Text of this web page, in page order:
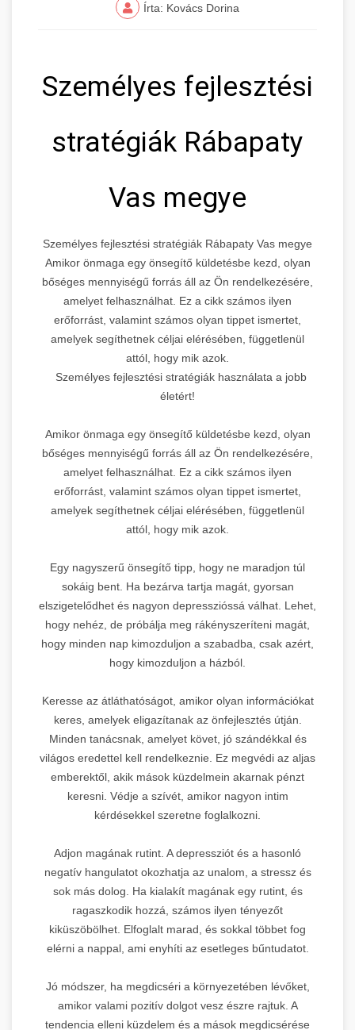
Írta: Kovács Dorina
Személyes fejlesztési
stratégiák Rábapaty
Vas megye
Személyes fejlesztési stratégiák Rábapaty Vas megye
Amikor önmaga egy önsegítő küldetésbe kezd, olyan
bőséges mennyiségű forrás áll az Ön rendelkezésére,
amelyet felhasználhat. Ez a cikk számos ilyen
erőforrást, valamint számos olyan tippet ismertet,
amelyek segíthetnek céljai elérésében, függetlenül
attól, hogy mik azok.
Személyes fejlesztési stratégiák használata a jobb
életért!
Amikor önmaga egy önsegítő küldetésbe kezd, olyan
bőséges mennyiségű forrás áll az Ön rendelkezésére,
amelyet felhasználhat. Ez a cikk számos ilyen
erőforrást, valamint számos olyan tippet ismertet,
amelyek segíthetnek céljai elérésében, függetlenül
attól, hogy mik azok.
Egy nagyszerű önsegítő tipp, hogy ne maradjon túl
sokáig bent. Ha bezárva tartja magát, gyorsan
elszigetelődhet és nagyon depresszióssá válhat. Lehet,
hogy nehéz, de próbálja meg rákényszeríteni magát,
hogy minden nap kimozduljon a szabadba, csak azért,
hogy kimozduljon a házból.
Keresse az átláthatóságot, amikor olyan információkat
keres, amelyek eligazítanak az önfejlesztés útján.
Minden tanácsnak, amelyet követ, jó szándékkal és
világos eredettel kell rendelkeznie. Ez megvédi az aljas
emberektől, akik mások küzdelmein akarnak pénzt
keresni. Védje a szívét, amikor nagyon intim
kérdésekkel szeretne foglalkozni.
Adjon magának rutint. A depressziót és a hasonló
negatív hangulatot okozhatja az unalom, a stressz és
sok más dolog. Ha kialakít magának egy rutint, és
ragaszkodik hozzá, számos ilyen tényezőt
kiküszöbölhet. Elfoglalt marad, és sokkal többet fog
elérni a nappal, ami enyhíti az esetleges bűntudatot.
Jó módszer, ha megdicséri a környezetében lévőket,
amikor valami pozitív dolgot vesz észre rajtuk. A
tendencia elleni küzdelem és a mások megdicsérése